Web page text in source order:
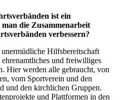
ist ein
die Zusammenarbeit
verbessern?
Hilfsbereitschaft
und freiwilliges
Hier werden alle gebraucht, von
vom Sportverein und den
und den kirchlichen Gruppen.
und Plattformen in den